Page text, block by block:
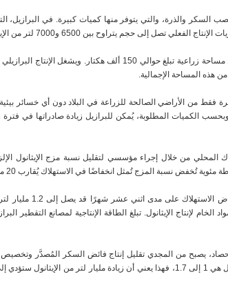
يتراوح بين 6500 و7000 لتر من الإيثانول للهكتار الواحد.
في ظل هذه الظروف، يتطلب إنتاج كل مليون متر مكعب من هذا المنتج مساحة زراعية
فقط من الأراضي الصالحة للزراعة في البلاد دون أي خسائر بيئية
الكميات المطلوبة، يُمكن للبرازيل زيادة صادراتها في
من خلال إجراء مؤسسي لتقليل نسبة مزج الإيثانول
ونظرًا لأن النطاق القانوني
يصبح من المجدي تقليل إنتاج فائض السكر المُصدَّر
الإيثانول. وبما أن النسبة الفنية للمواد الخام اللازمة لإنتاج السكر والكحول هي 1 إلى 1.7، فهذا يعني